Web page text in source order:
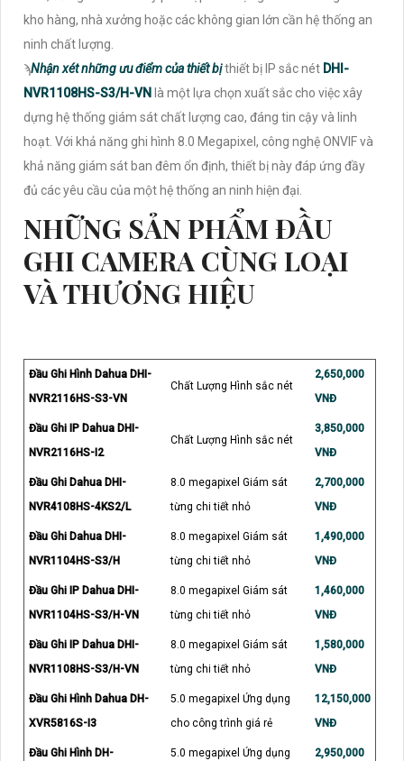
kho hàng, nhà xưởng hoặc các không gian lớn cần hệ thống an
ninh chất lượng.
ϡNhận xét những ưu điểm của thiết bịthiết bị IP sắc nét DHI-
NVR1108HS-S3/H-VN là một lựa chọn xuất sắc cho việc xây
dựng hệ thống giám sát chất lượng cao, đáng tin cậy và linh
hoạt. Với khả năng ghi hình 8.0 Megapixel, công nghệ ONVIF và
khả năng giám sát ban đêm ổn định, thiết bị này đáp ứng đầy
đủ các yêu cầu của một hệ thống an ninh hiện đại.
NHỮNG SẢN PHẨM ĐẦU
GHI CAMERA CÙNG LOẠI
VÀ THƯƠNG HIỆU
Đầu Ghi Hình Dahua DHI-
NVR2116HS-S3-VN
Chất Lượng Hình sắc nét
2,650,000
VNĐ
Đầu Ghi IP Dahua DHI-
NVR2116HS-I2
Chất Lượng Hình sắc nét
3,850,000
VNĐ
Đầu Ghi Dahua DHI-
NVR4108HS-4KS2/L
8.0 megapixel Giám sát
từng chi tiết nhỏ
2,700,000
VNĐ
Đầu Ghi Dahua DHI-
NVR1104HS-S3/H
8.0 megapixel Giám sát
từng chi tiết nhỏ
1,490,000
VNĐ
Đầu Ghi IP Dahua DHI-
NVR1104HS-S3/H-VN
8.0 megapixel Giám sát
từng chi tiết nhỏ
1,460,000
VNĐ
Đầu Ghi IP Dahua DHI-
NVR1108HS-S3/H-VN
8.0 megapixel Giám sát
từng chi tiết nhỏ
1,580,000
VNĐ
Đầu Ghi Hình Dahua DH-
XVR5816S-I3
5.0 megapixel Ứng dụng
cho công trình giá rẻ
12,150,000
VNĐ
Đầu Ghi Hình DH-
5.0 megapixel Ứng dụng
2,950,000